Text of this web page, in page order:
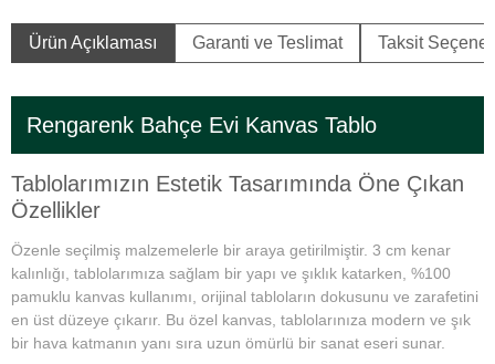
Ürün Açıklaması Garanti ve Teslimat Taksit
Rengarenk Bahçe Evi Kanvas Tablo
Tablolarımızın Estetik Tasarımında Öne Çıkan
Özellikler
Özenle seçilmiş malzemelerle bir araya getirilmiştir. 3 cm kenar
kalınlığı, tablolarımıza sağlam bir yapı ve şıklık katarken, %100
pamuklu kanvas kullanımı, orijinal tabloların dokusunu ve zarafetini
en üst düzeye çıkarır. Bu özel kanvas, tablolarınıza modern ve şık
bir hava katmanın yanı sıra uzun ömürlü bir sanat eseri sunar.